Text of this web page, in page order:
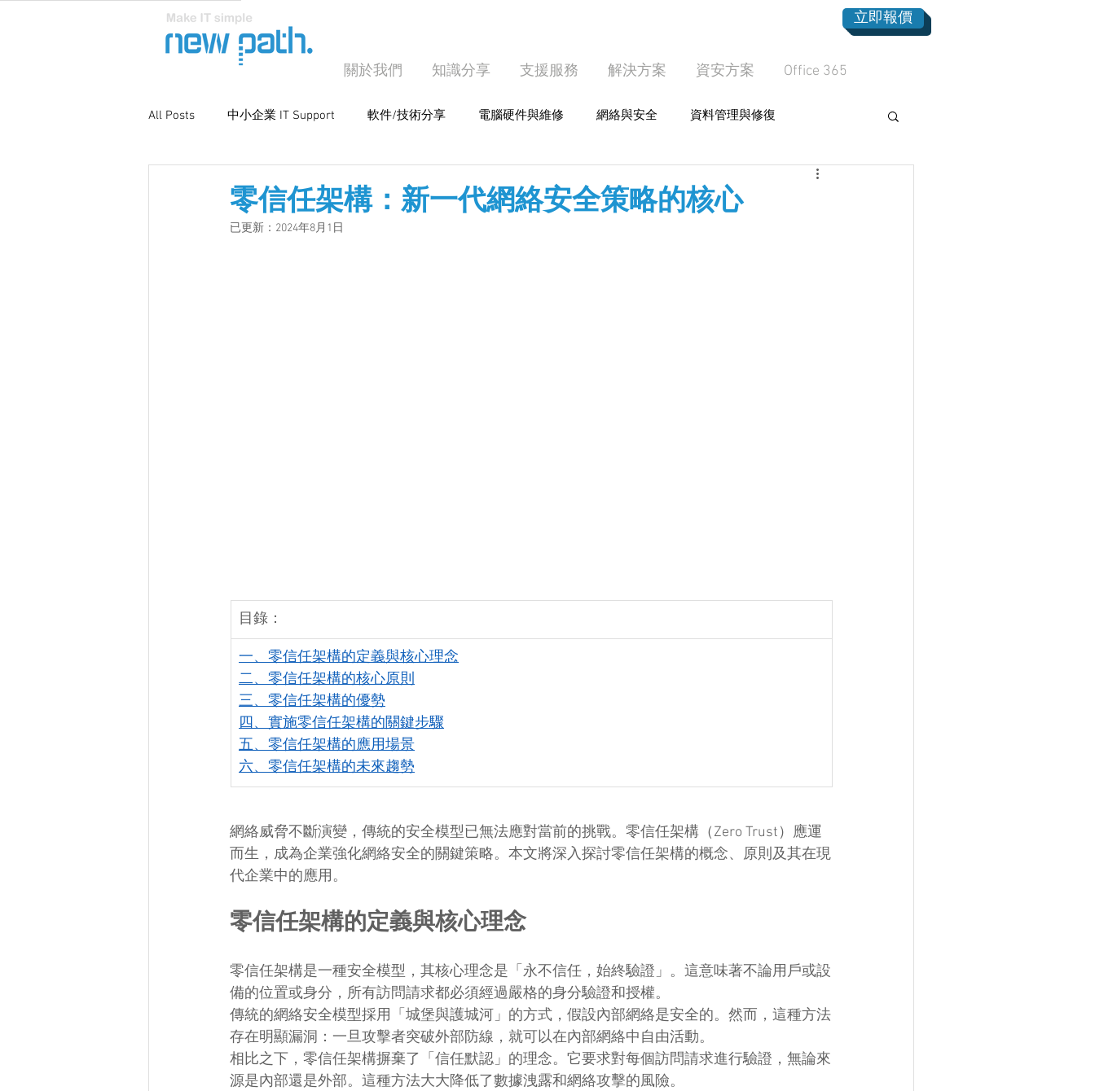
立即報價
關於我們 知識分享 支援服務 解決方案 資安方案 Office 365
All Posts 中小企業 IT Support 軟件/技術分享 電腦硬件與維修 網絡與安全 資料管理與修復
零信任架構：新一代網絡安全策略的核心
已更新： 2024年8月1日
目錄：
一、零信任架構的定義與核心理念
二、零信任架構的核心原則
三、零信任架構的優勢
四、實施零信任架構的關鍵步驟
五、零信任架構的應用場景
六、零信任架構的未來趨勢
網絡威脅不斷演變，傳統的安全模型已無法應對當前的挑戰。零信任架構（Zero Trust）應運
而生，成為企業強化網絡安全的關鍵策略。本文將深入探討零信任架構的概念、原則及其在現
代企業中的應用。
零信任架構的定義與核心理念
零信任架構是一種安全模型，其核心理念是「永不信任，始終驗證」。這意味著不論用戶或設
備的位置或身分，所有訪問請求都必須經過嚴格的身分驗證和授權。
傳統的網絡安全模型採用「城堡與護城河」的方式，假設內部網絡是安全的。然而，這種方法
存在明顯漏洞：一旦攻擊者突破外部防線，就可以在內部網絡中自由活動。
相比之下，零信任架構摒棄了「信任默認」的理念。它要求對每個訪問請求進行驗證，無論來
源是內部還是外部。這種方法大大降低了數據洩露和網絡攻擊的風險。